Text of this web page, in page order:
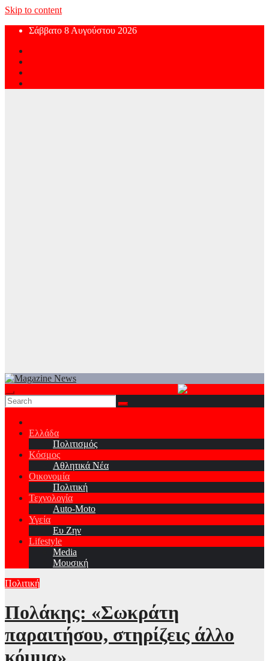
Skip to content
Σάββατο 8 Αυγούστου 2026
Ελλάδα
Πολιτισμός
Κόσμος
Αθλητικά Νέα
Οικονομία
Πολιτική
Τεχνολογία
Auto-Moto
Υγεία
Ευ Ζην
Lifestyle
Media
Μουσική
Πολιτική
Πολάκης: «Σωκράτη
παραιτήσου, στηρίζεις άλλο